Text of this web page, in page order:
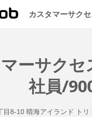
CSJOB
カスタマーサク
ーサク
社員/
目8-10 晴海アイランド ト